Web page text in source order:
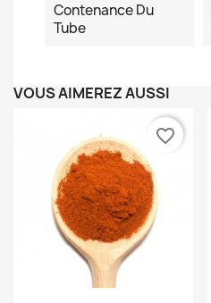
Contenance Du
Tube
VOUS AIMEREZ AUSSI
favorite_border